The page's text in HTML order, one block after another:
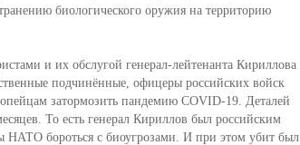
биологического оружия на территорию
и их обслугой генерал-лейтенанта Кириллова
подчинённые, офицеры российских войск
затормозить пандемию COVID-19. Деталей
То есть генерал Кириллов был российским
НАТО бороться с биоугрозами. И при этом убит был